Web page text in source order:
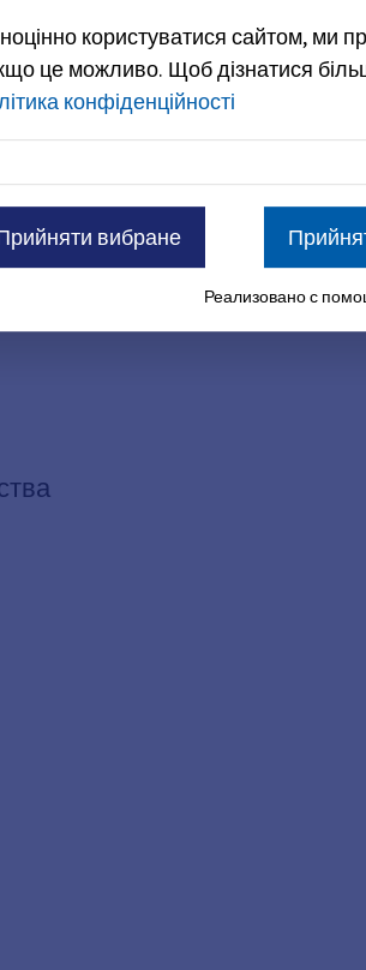
згуртованість», що
міжвідомчих дій забезпечити
інтеграційним потенціалом.
користуватися сайтом, ми
це можливо. Щоб дізнатися
конфіденційності
вибране
Реализовано с